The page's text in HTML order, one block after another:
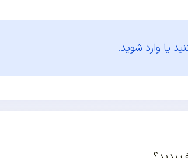
یا وارد شوید.